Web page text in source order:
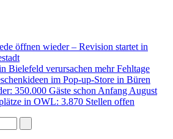
öffnen wieder – Revision startet in
Bielefeld verursachen mehr Fehltage
im Pop-up-Store in Büren
350.000 Gäste schon Anfang August
in OWL: 3.870 Stellen offen